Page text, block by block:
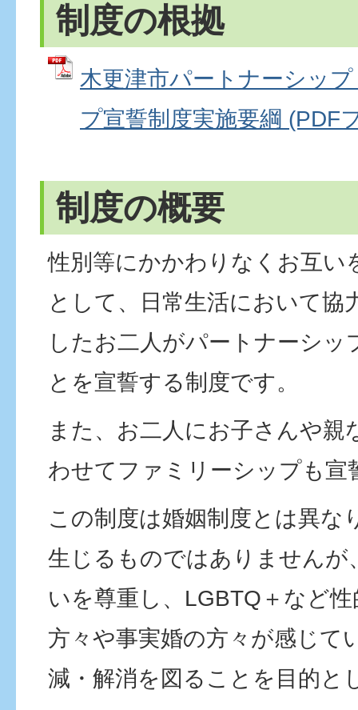
制度の根拠
木更津市パートナーシッ
プ宣誓制度実施要綱 (PDF
制度の概要
性別等にかかわりなくお互い
として、日常生活において協
したお二人がパートナーシッ
とを宣誓する制度です。
また、お二人にお子さんや親
わせてファミリーシップも宣
この制度は婚姻制度とは異な
生じるものではありませんが
いを尊重し、LGBTQ＋など
方々や事実婚の方々が感じて
減・解消を図ることを目的と